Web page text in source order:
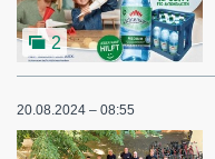
2
20.08.2024 – 08:55